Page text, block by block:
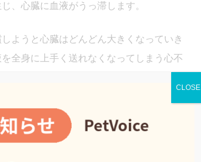
、心臓に血液がうっ滞します。
ようと心臓はどんどん大きくなっていき
全身に上手く送れなくなってしまう心不
全症は僧帽弁に粘液が貯留し、弁がブヨ
た結果として発症しますが、詳しい原因
CLOSE